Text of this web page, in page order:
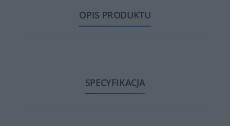
OPIS PRODUKTU
SPECYFIKACJA